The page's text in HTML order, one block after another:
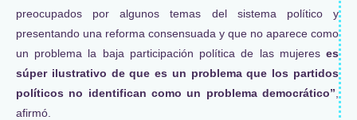
preocupados por algunos temas del sistema político y
presentando una reforma consensuada y que no aparece como
un problema la baja participación política de las mujeres es
súper ilustrativo de que es un problema que los partidos
políticos no identifican como un problema democrático”
afirmó.